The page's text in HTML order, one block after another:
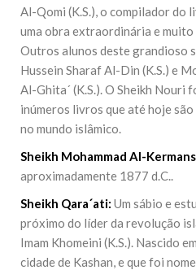
Al-Qomi (K.S.), o compilador do
uma obra extraordinária e muito
Outros alunos deste grandioso
Hussein Sharaf Al-Din (K.S.) e
Al-Ghita´ (K.S.). O Sheikh Nouri
inúmeros livros que até hoje
no mundo islâmico.
Sheikh Mohammad Al-
aproximadamente 1877 d.C..
Sheikh Qara´ati: Um sábio e
próximo do líder da revolução
Imam Khomeini (K.S.). Nascido
cidade de Kashan, e que foi